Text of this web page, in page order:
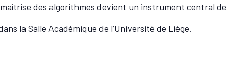
des algorithmes devient un instrument central de
la Salle Académique de l’Université de Liège.